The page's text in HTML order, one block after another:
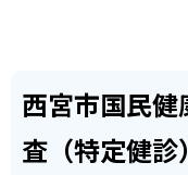
西宮市国民
査（特定健診